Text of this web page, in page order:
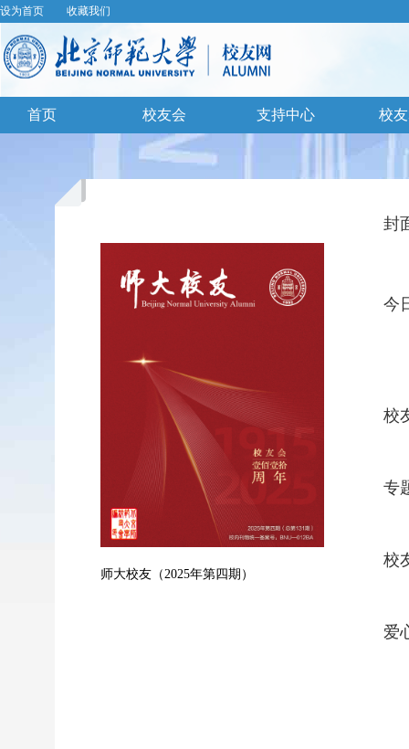
设为首页 收藏我们
首页 校友会 支持中心 校
师大校友（2025年第四期）
封
今
校
专
校
爱